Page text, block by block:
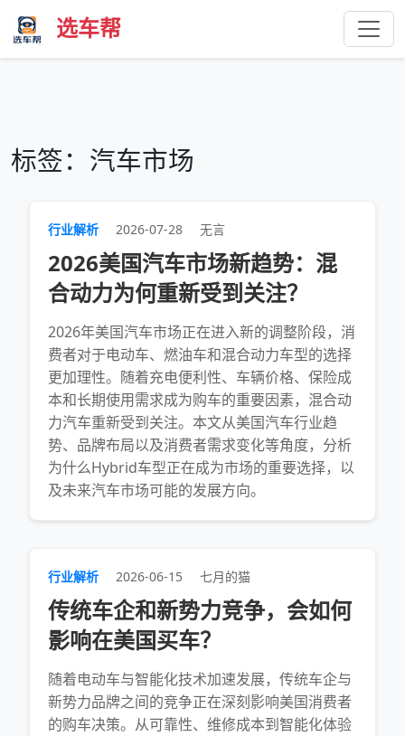
选车帮
标签：汽车市场
行业解析 2026-07-28 无言
2026美国汽车市场新趋势：混
合动力为何重新受到关注？
2026年美国汽车市场正在进入新的调整阶段，消
费者对于电动车、燃油车和混合动力车型的选择
更加理性。随着充电便利性、车辆价格、保险成
本和长期使用需求成为购车的重要因素，混合动
力汽车重新受到关注。本文从美国汽车行业趋
势、品牌布局以及消费者需求变化等角度，分析
为什么Hybrid车型正在成为市场的重要选择，以
及未来汽车市场可能的发展方向。
行业解析 2026-06-15 七月的猫
传统车企和新势力竞争，会如何
影响在美国买车？
随着电动车与智能化技术加速发展，传统车企与
新势力品牌之间的竞争正在深刻影响美国消费者
的购车决策。从可靠性、维修成本到智能化体验